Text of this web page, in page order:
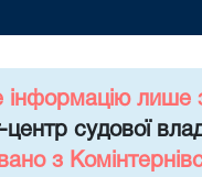
інформацію лише
судової
з